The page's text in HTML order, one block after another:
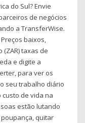
do Sul? Envie
de negócios
a TransferWise.
baixos,
taxas de
e digite a
para ver os
seu trabalho diário
de vida na
estão lutando
quitar